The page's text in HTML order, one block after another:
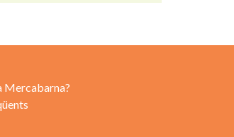
Mercabarna?